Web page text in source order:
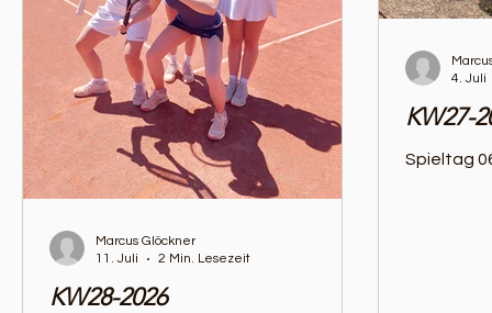
KW28-2026
Marcus Glöckner
11. Juli
2 Min. Lesezeit
KW27-
Spieltag
4. Juli